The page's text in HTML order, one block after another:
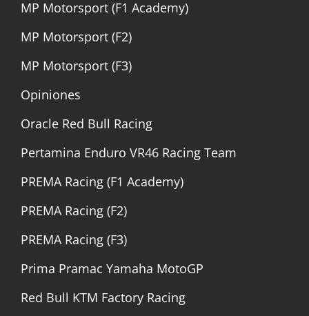
MP Motorsport (F1 Academy)
MP Motorsport (F2)
MP Motorsport (F3)
Opiniones
Oracle Red Bull Racing
Pertamina Enduro VR46 Racing Team
PREMA Racing (F1 Academy)
PREMA Racing (F2)
PREMA Racing (F3)
Prima Pramac Yamaha MotoGP
Red Bull KTM Factory Racing